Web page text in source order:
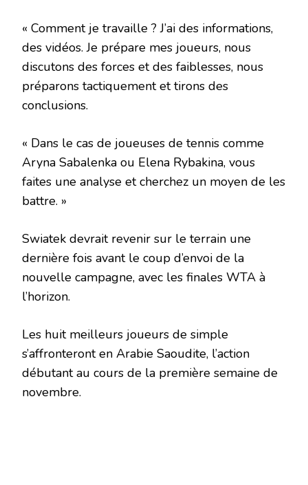
« Comment je travaille ? J’ai des informations,
des vidéos. Je prépare mes joueurs, nous
discutons des forces et des faiblesses, nous
préparons tactiquement et tirons des
conclusions.
« Dans le cas de joueuses de tennis comme
Aryna Sabalenka ou Elena Rybakina, vous
faites une analyse et cherchez un moyen de les
battre. »
Swiatek devrait revenir sur le terrain une
dernière fois avant le coup d’envoi de la
nouvelle campagne, avec les finales WTA à
l’horizon.
Les huit meilleurs joueurs de simple
s’affronteront en Arabie Saoudite, l’action
débutant au cours de la première semaine de
novembre.